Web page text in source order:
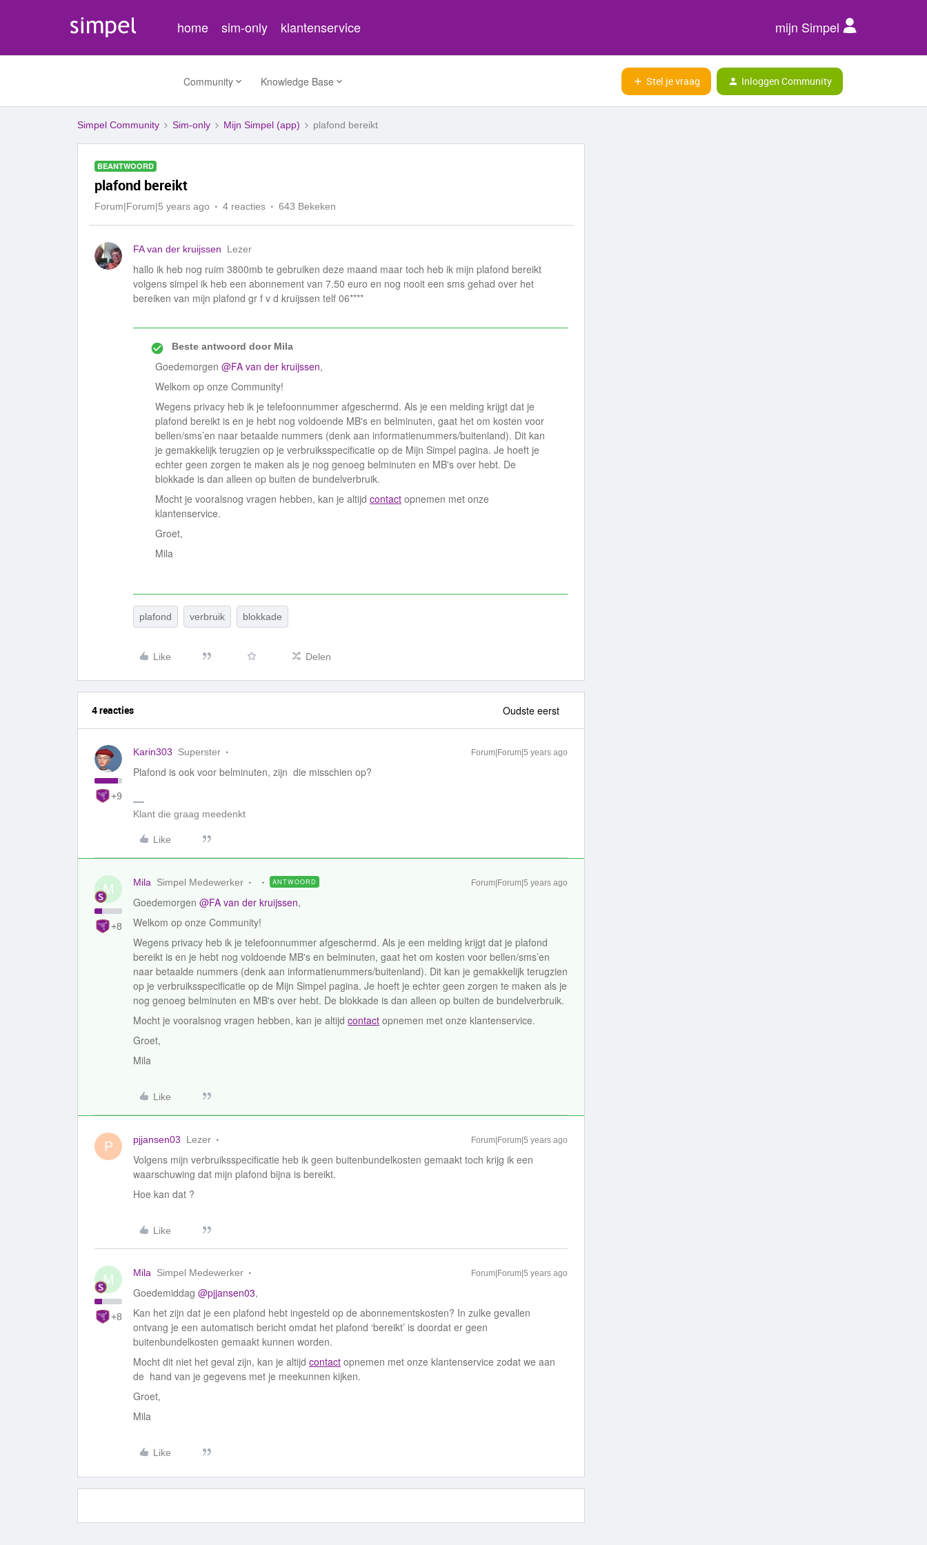
home sim-only klantenservice mijn Simpel
Community Knowledge Base Stel je vraag Inloggen Community
Simpel Community Sim-only Mijn Simpel (app) plafond bereikt
BEANTWOORD
plafond bereikt
Forum|Forum|5 years ago 4 reacties 643 Bekeken
FA van der kruijssen Lezer
hallo ik heb nog ruim 3800mb te gebruiken deze maand maar toch heb ik mijn plafond bereikt
volgens simpel ik heb een abonnement van 7.50 euro en nog nooit een sms gehad over het
bereiken van mijn plafond gr f v d kruijssen telf 06****
Beste antwoord doorMila
Goedemorgen @FA van der kruijssen,
Welkom op onze Community!
Wegens privacy heb ik je telefoonnummer afgeschermd. Als je een melding krijgt dat je
plafond bereikt is en je hebt nog voldoende MB's en belminuten, gaat het om kosten voor
bellen/sms’en naar betaalde nummers (denk aan informatienummers/buitenland). Dit kan
je gemakkelijk terugzien op je verbruiksspecificatie op de Mijn Simpel pagina. Je hoeft je
echter geen zorgen te maken als je nog genoeg belminuten en MB's over hebt. De
blokkade is dan alleen op buiten de bundelverbruik.
Mocht je vooralsnog vragen hebben, kan je altijd contact opnemen met onze
klantenservice.
Groet,
Mila
plafond verbruik blokkade
Like Delen
4 reacties Oudste eerst
+9
Karin303 Superster Forum|Forum|5 years ago
Plafond is ook voor belminuten, zijn die misschien op?
Klant die graag meedenkt
Like
M
+8
Mila Simpel Medewerker ANTWOORD Forum|Forum|5 years ago
Goedemorgen @FA van der kruijssen,
Welkom op onze Community!
Wegens privacy heb ik je telefoonnummer afgeschermd. Als je een melding krijgt dat je plafond
bereikt is en je hebt nog voldoende MB's en belminuten, gaat het om kosten voor bellen/sms’en
naar betaalde nummers (denk aan informatienummers/buitenland). Dit kan je gemakkelijk terugzien
op je verbruiksspecificatie op de Mijn Simpel pagina. Je hoeft je echter geen zorgen te maken als je
nog genoeg belminuten en MB's over hebt. De blokkade is dan alleen op buiten de bundelverbruik.
Mocht je vooralsnog vragen hebben, kan je altijd contact opnemen met onze klantenservice.
Groet,
Mila
Like
P pjjansen03 Lezer Forum|Forum|5 years ago
Volgens mijn verbruiksspecificatie heb ik geen buitenbundelkosten gemaakt toch krijg ik een
waarschuwing dat mijn plafond bijna is bereikt.
Hoe kan dat ?
Like
M
+8
Mila Simpel Medewerker Forum|Forum|5 years ago
Goedemiddag @pjjansen03,
Kan het zijn dat je een plafond hebt ingesteld op de abonnementskosten? In zulke gevallen
ontvang je een automatisch bericht omdat het plafond ‘bereikt’ is doordat er geen
buitenbundelkosten gemaakt kunnen worden.
Mocht dit niet het geval zijn, kan je altijd contact opnemen met onze klantenservice zodat we aan
de hand van je gegevens met je meekunnen kijken.
Groet,
Mila
Like